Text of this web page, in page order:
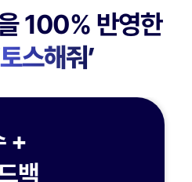
100% 반영한
스해줘’
+
백